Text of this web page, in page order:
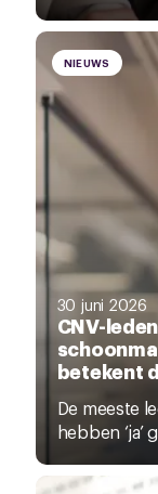
NIEUWS
30 juni 2026
CNV-
betekent
De meeste
hebben ‘ja’